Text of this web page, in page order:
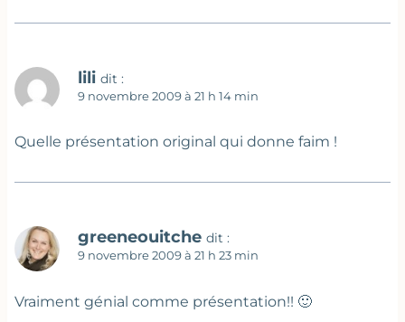
lili dit :
9 novembre 2009 à 21 h 14 min
Quelle présentation original qui donne faim !
greeneouitche dit :
9 novembre 2009 à 21 h 23 min
Vraiment génial comme présentation!! 🙂